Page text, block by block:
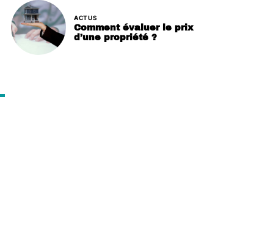
ACTUS
Comment évaluer le prix
d’une propriété ?